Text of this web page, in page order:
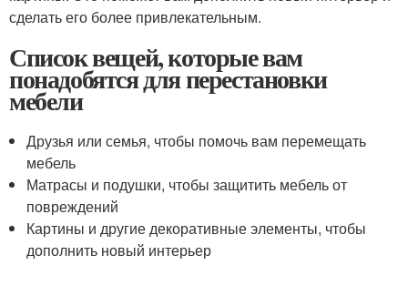
сделать его более привлекательным.
Список вещей, которые вам
понадобятся для перестановки
мебели
Друзья или семья, чтобы помочь вам перемещать
мебель
Матрасы и подушки, чтобы защитить мебель от
повреждений
Картины и другие декоративные элементы, чтобы
дополнить новый интерьер